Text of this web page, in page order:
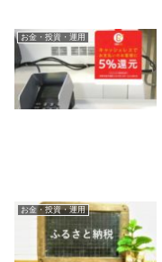
お金・投資・運用
お金・投資・運用